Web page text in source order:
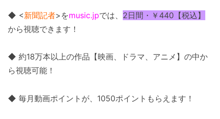
◆ <新聞記者>をmusic.jpでは、 2日間・￥440【税込】
から視聴できます！
◆ 約18万本以上の作品【映画、ドラマ、アニメ】の中か
ら視聴可能！
◆ 毎月動画ポイントが、1050ポイントもらえます！